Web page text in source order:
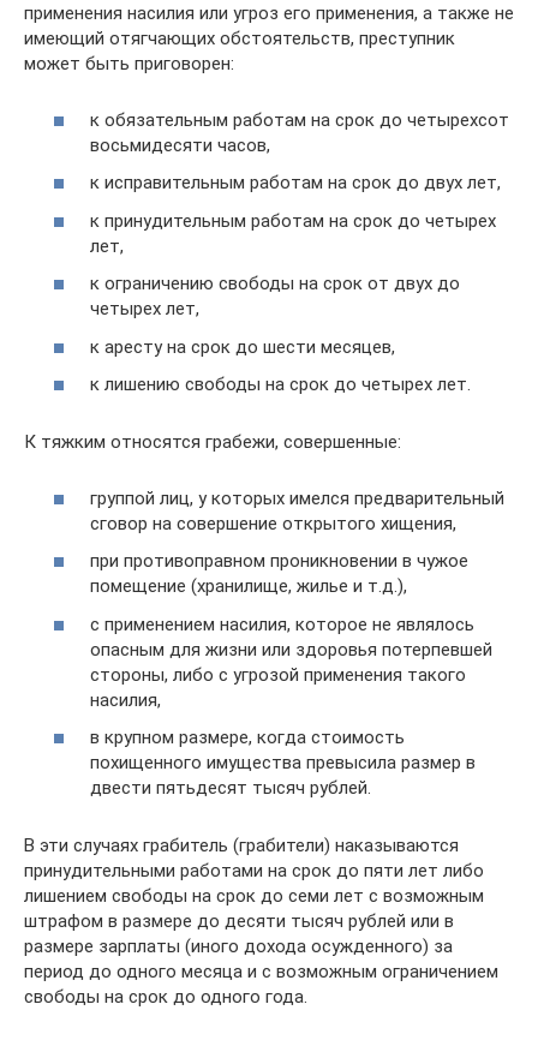
применения насилия или угроз его применения, а также не
имеющий отягчающих обстоятельств, преступник
может быть приговорен:
к обязательным работам на срок до четырехсот
восьмидесяти часов,
к исправительным работам на срок до двух лет,
к принудительным работам на срок до четырех
лет,
к ограничению свободы на срок от двух до
четырех лет,
к аресту на срок до шести месяцев,
к лишению свободы на срок до четырех лет.
К тяжким относятся грабежи, совершенные:
группой лиц, у которых имелся предварительный
сговор на совершение открытого хищения,
при противоправном проникновении в чужое
помещение (хранилище, жилье и т.д.),
с применением насилия, которое не являлось
опасным для жизни или здоровья потерпевшей
стороны, либо с угрозой применения такого
насилия,
в крупном размере, когда стоимость
похищенного имущества превысила размер в
двести пятьдесят тысяч рублей.
В эти случаях грабитель (грабители) наказываются
принудительными работами на срок до пяти лет либо
лишением свободы на срок до семи лет с возможным
штрафом в размере до десяти тысяч рублей или в
размере зарплаты (иного дохода осужденного) за
период до одного месяца и с возможным ограничением
свободы на срок до одного года.